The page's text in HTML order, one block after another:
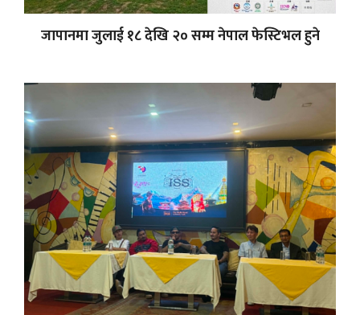
जापानमा जुलाई १८ देखि २० सम्म नेपाल फेस्टिभल हुने